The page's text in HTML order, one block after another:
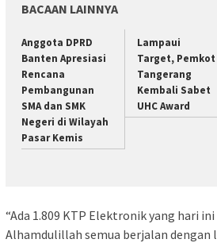
BACAAN LAINNYA
Anggota DPRD
Banten Apresiasi
Rencana
Pembangunan
SMA dan SMK
Negeri di Wilayah
Pasar Kemis
Lampaui
Target, Pemkot
Tangerang
Kembali Sabet
UHC Award
“Ada 1.809 KTP Elektronik yang hari
Alhamdulillah semua berjalan dengan